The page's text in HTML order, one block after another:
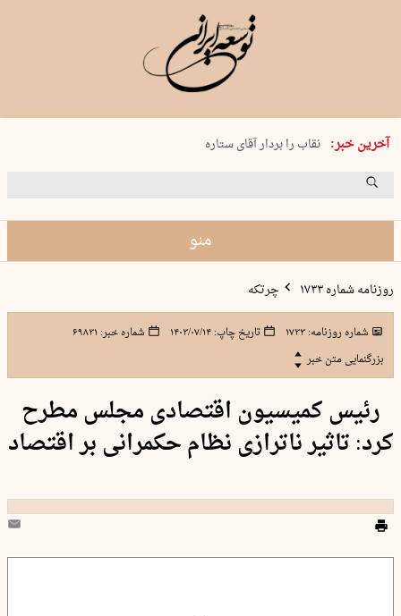
آخرین خبر:
پنجشنبه 15 مرداد 1405 شماره 2243
نقاب را بردار آقای ستاره
کدام فوتبال؟
منو
روزنامه شماره ۱۷۳۳ چرتکه
شماره روزنامه:۱۷۳۳ تاریخ چاپ:۱۴۰۳/۰۷/۱۴ شماره خبر: ۶۹۸۳۱
بزرگنمایی متن خبر
رئیس کمیسیون اقتصادی مجلس مطرح
کرد: تاثیر ناترازی نظام حکمرانی بر اقتصاد